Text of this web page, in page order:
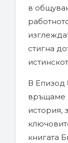
в
стигна
В Епизод
връщаме
история,
книгата